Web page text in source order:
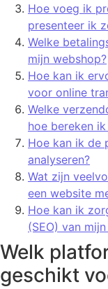
Hoe voeg ik
presenteer ik
Welke
mijn webshop?
Hoe kan ik
voor online
Welke
hoe bereken
Hoe kan ik de
analyseren?
Wat zijn
een website
Hoe kan ik
(SEO) van
Welk
geschikt